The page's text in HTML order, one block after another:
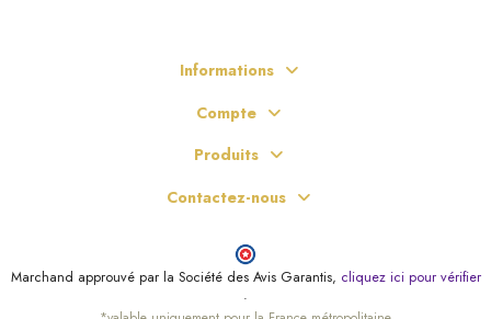
Informations
Compte
Produits
Contactez-nous
Marchand approuvé par la Société des Avis Garantis, cliquez ici pour vérifier
.